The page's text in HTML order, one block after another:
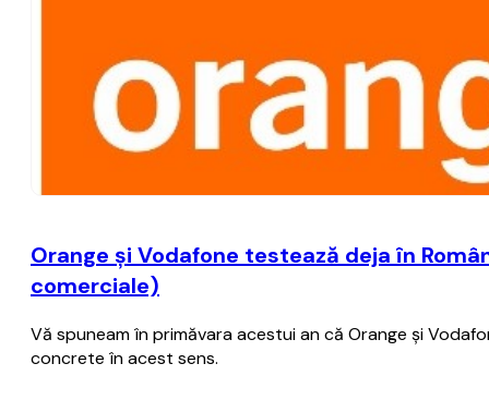
Orange şi Vodafone testează deja în
comerciale)
Vă spuneam în primăvara acestui an că Orange şi
concrete în acest sens.